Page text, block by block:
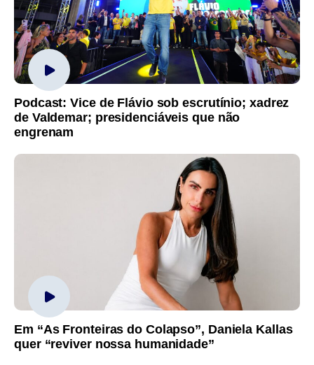
Podcast: Vice de Flávio sob escrutínio; xadrez
de Valdemar; presidenciáveis que não
engrenam
Em “As Fronteiras do Colapso”, Daniela Kallas
quer “reviver nossa humanidade”